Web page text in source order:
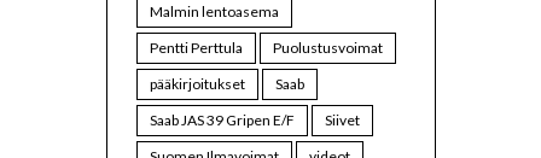
Malmin lentoasema
Pentti Perttula
Puolustusvoimat
pääkirjoitukset
Saab
Saab JAS 39 Gripen E/F
Siivet